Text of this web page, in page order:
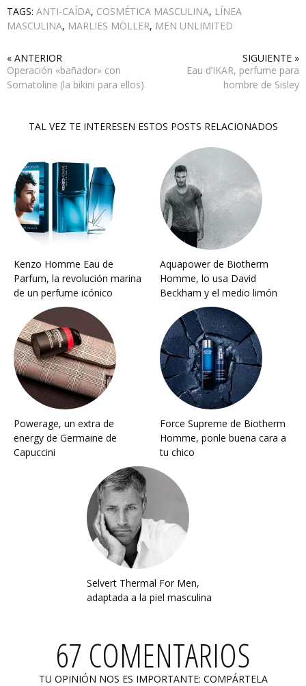
TAGS: ANTI-CAÍDA, COSMÉTICA MASCULINA, LÍNEA
MASCULINA, MARLIES MÖLLER, MEN UNLIMITED
« ANTERIOR
Operación «bañador» con
Somatoline (la bikini para ellos)
SIGUIENTE »
Eau d’IKAR, perfume para
hombre de Sisley
TAL VEZ TE INTERESEN ESTOS POSTS RELACIONADOS
Kenzo Homme Eau de
Parfum, la revolución marina
de un perfume icónico
Aquapower de Biotherm
Homme, lo usa David
Beckham y el medio limón
Powerage, un extra de
energy de Germaine de
Capuccini
Force Supreme de Biotherm
Homme, ponle buena cara a
tu chico
Selvert Thermal For Men,
adaptada a la piel masculina
67 COMENTARIOS
TU OPINIÓN NOS ES IMPORTANTE: COMPÁRTELA